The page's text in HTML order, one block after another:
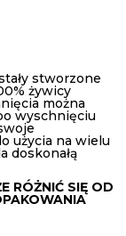
stworzone
żywicy
można
wyschnięciu
użycia na wielu
doskonałą
RÓŻNIĆ SIĘ OD